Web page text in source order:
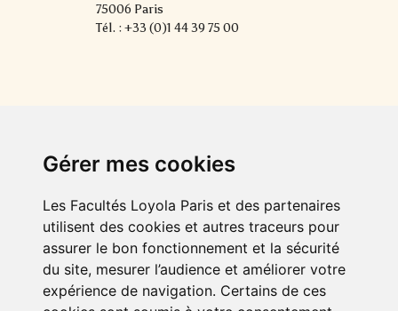
Gérer mes cookies
Les Facultés Loyola Paris et des partenaires
utilisent des cookies et autres traceurs pour
assurer le bon fonctionnement et la sécurité
du site, mesurer l’audience et améliorer votre
expérience de navigation. Certains de ces
75006 Paris
Tél. : +33 (0)1 44 39 75 00